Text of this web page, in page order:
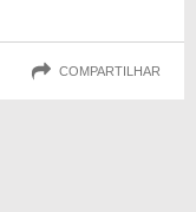
COMPARTILHAR